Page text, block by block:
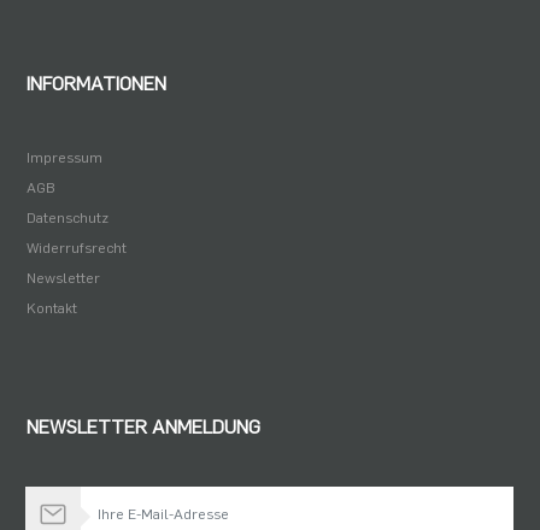
INFORMATIONEN
Impressum
AGB
Datenschutz
Widerrufsrecht
Newsletter
Kontakt
NEWSLETTER ANMELDUNG